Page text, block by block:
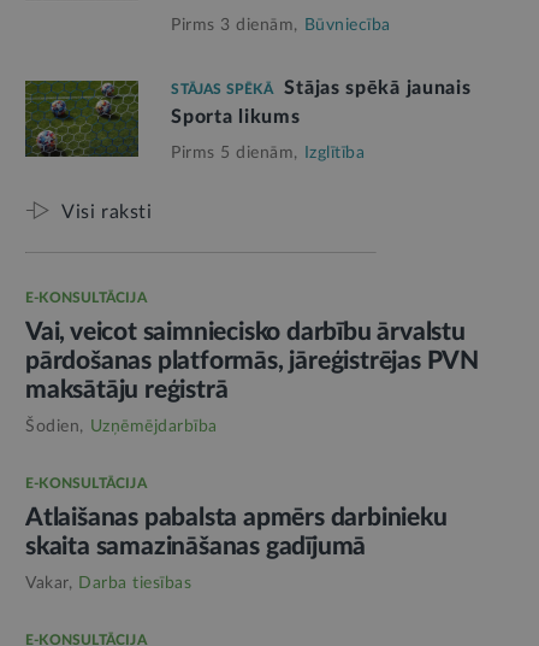
Pirms 3 dienām, Būvniecība
STĀJAS SPĒKĀ
Stājas spēkā jaunais
Sporta likums
Pirms 5 dienām, Izglītība
Visi raksti
E-KONSULTĀCIJA
Vai, veicot saimniecisko darbību ārvalstu
pārdošanas platformās, jāreģistrējas PVN
maksātāju reģistrā
Šodien, Uzņēmējdarbība
E-KONSULTĀCIJA
Atlaišanas pabalsta apmērs darbinieku
skaita samazināšanas gadījumā
Vakar, Darba tiesības
E-KONSULTĀCIJA